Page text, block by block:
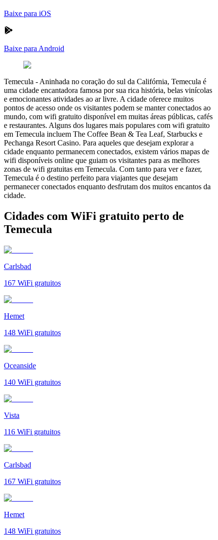
Baixe para iOS
Baixe para Android
Temecula - Aninhada no coração do sul da Califórnia, Temecula é
uma cidade encantadora famosa por sua rica história, belas vinícolas
e emocionantes atividades ao ar livre. A cidade oferece muitos
pontos de acesso onde os visitantes podem se manter conectados ao
mundo, com wifi gratuito disponível em muitas áreas públicas, cafés
e restaurantes. Alguns dos lugares mais populares com wifi gratuito
em Temecula incluem The Coffee Bean & Tea Leaf, Starbucks e
Pechanga Resort Casino. Para aqueles que desejam explorar a
cidade enquanto permanecem conectados, existem vários mapas de
wifi disponíveis online que guiam os visitantes para as melhores
zonas de wifi gratuitas em Temecula. Com tanto para ver e fazer,
Temecula é o destino perfeito para viajantes que desejam
permanecer conectados enquanto desfrutam dos muitos encantos da
cidade.
Cidades com WiFi gratuito perto de
Temecula
Carlsbad
167 WiFi gratuitos
Hemet
148 WiFi gratuitos
Oceanside
140 WiFi gratuitos
Vista
116 WiFi gratuitos
Carlsbad
167 WiFi gratuitos
Hemet
148 WiFi gratuitos